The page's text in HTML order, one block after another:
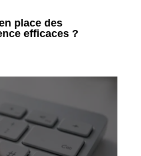
place des
efficaces ?